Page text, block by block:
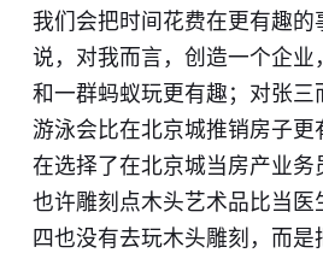
我们会把时间花费在更有趣
说，对我而言，创造一个企业
和一群蚂蚁玩更有趣；对张三
游泳会比在北京城推销房子更
在选择了在北京城当房产业务
也许雕刻点木头艺术品比当医
四也没有去玩木头雕刻，而